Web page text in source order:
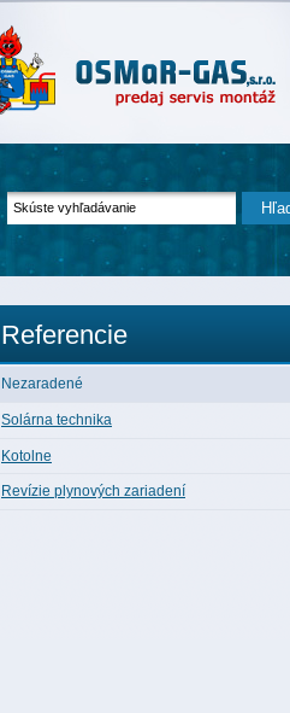
Referencie
Nezaradené
Solárna technika
Kotolne
Revízie plynových zariadení